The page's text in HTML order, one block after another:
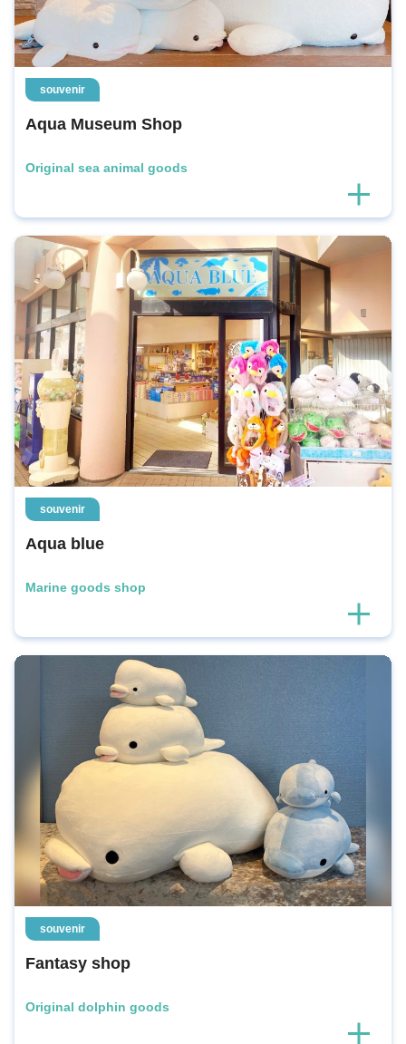
souvenir
Aqua Museum Shop
Original sea animal goods
souvenir
Aqua blue
Marine goods shop
souvenir
Fantasy shop
Original dolphin goods